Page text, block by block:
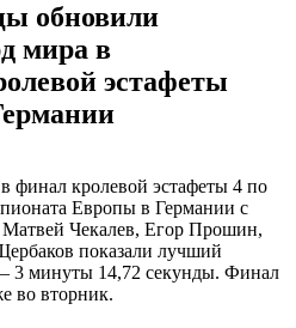
обновили
мира в
эстафеты
финал кролевой эстафеты 4 по
Европы в Германии с
Чекалев, Егор Прошин,
показали лучший
3 минуты 14,72 секунды. Финал
во вторник.